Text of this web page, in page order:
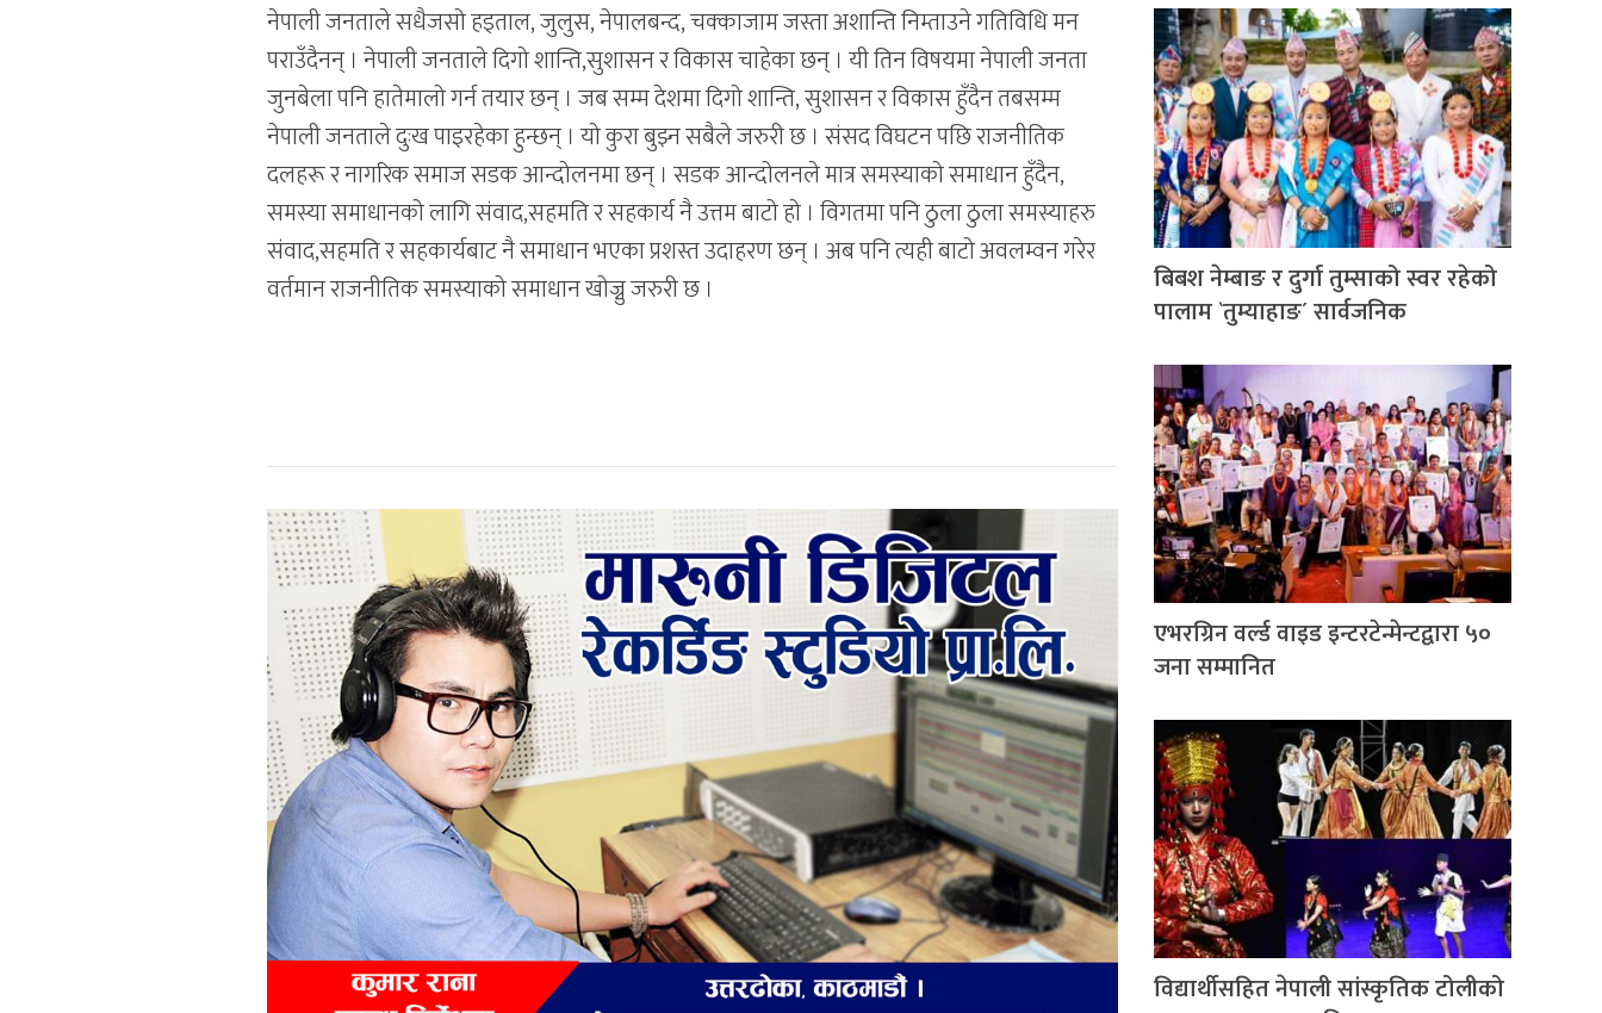
नेपाली जनताले सधैजसो हड्ताल, जुलुस, नेपालबन्द, चक्काजाम जस्ता अशान्ति निम्ताउने गतिविधि मन
पराउँदैनन् । नेपाली जनताले दिगो शान्ति,सुशासन र विकास चाहेका छन् । यी तिन विषयमा नेपाली जनता
जुनबेला पनि हातेमालो गर्न तयार छन् । जब सम्म देशमा दिगो शान्ति, सुशासन र विकास हुँदैन तबसम्म
नेपाली जनताले दुःख पाइरहेका हुन्छन् । यो कुरा बुझ्न सबैले जरुरी छ । संसद विघटन पछि राजनीतिक
दलहरू र नागरिक समाज सडक आन्दोलनमा छन् । सडक आन्दोलनले मात्र समस्याको समाधान हुँदैन,
समस्या समाधानको लागि संवाद,सहमति र सहकार्य नै उत्तम बाटो हो । विगतमा पनि ठुला ठुला समस्याहरु
संवाद,सहमति र सहकार्यबाट नै समाधान भएका प्रशस्त उदाहरण छन् । अब पनि त्यही बाटो अवलम्वन गरेर
वर्तमान राजनीतिक समस्याको समाधान खोज्नु जरुरी छ ।
बिबश नेम्बाङ र दुर्गा तुम्साको स्वर रहेको
पालाम `तुम्याहाङ´ सार्वजनिक
एभरग्रिन वर्ल्ड वाइड इन्टरटेन्मेन्टद्वारा ५०
जना सम्मानित
विद्यार्थीसहित नेपाली सांस्कृतिक टोलीको